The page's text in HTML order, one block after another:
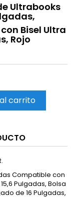
Ultrabooks
Bisel Ultra
Rojo
carrito
Compatible con
Pulgadas, Bolsa
de 16 Pulgadas,